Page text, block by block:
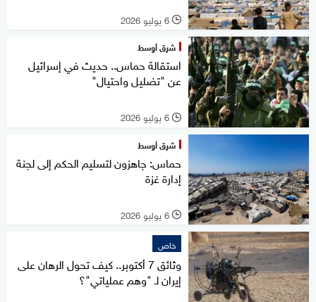
l 6 يوليو 2026
شرق أوسط
استقالة حماس.. حديث في إسرائيل
عن "تضليل واحتيال"
l 6 يوليو 2026
شرق أوسط
حماس: جاهزون لتسليم الحكم إلى لجنة
إدارة غزة
l 6 يوليو 2026
خاص
وثائق 7 أكتوبر.. كيف تحول الرهان على
إيران لـ "وهم عملياتي"؟